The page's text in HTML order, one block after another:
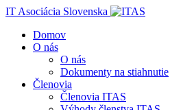
IT Asociácia Slovenska
Domov
O nás
O nás
Dokumenty na stiahnutie
Členovia
Členovia ITAS